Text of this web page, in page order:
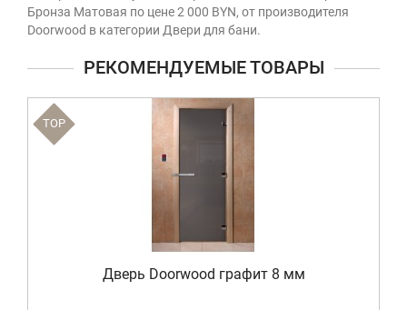
Бронза Матовая по цене 2 000 BYN, от производителя
Doorwood в категории Двери для бани.
РЕКОМЕНДУЕМЫЕ ТОВАРЫ
TOP
Дверь Doorwood графит 8 мм